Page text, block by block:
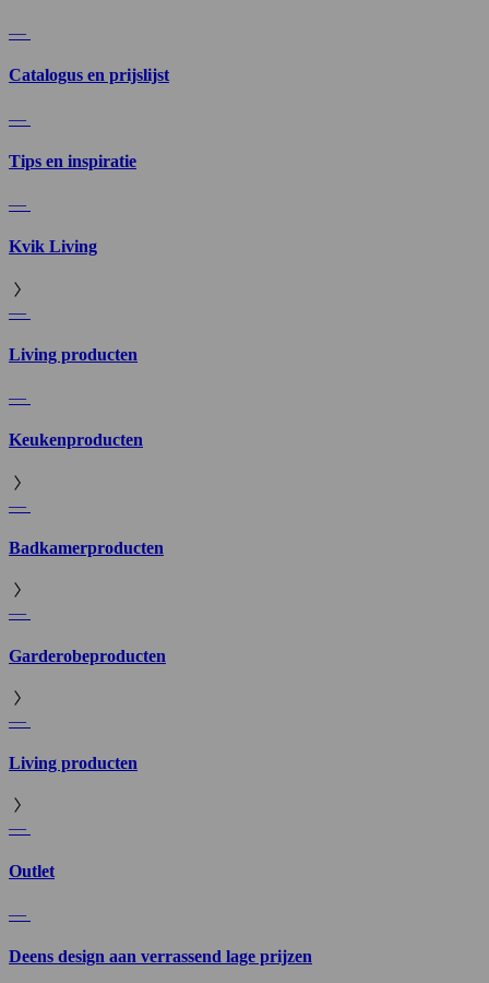
—
Catalogus en prijslijst
—
Tips en inspiratie
—
Kvik Living
—
Living producten
—
Keukenproducten
—
Badkamerproducten
—
Garderobeproducten
—
Living producten
—
Outlet
—
Deens design aan verrassend lage prijzen